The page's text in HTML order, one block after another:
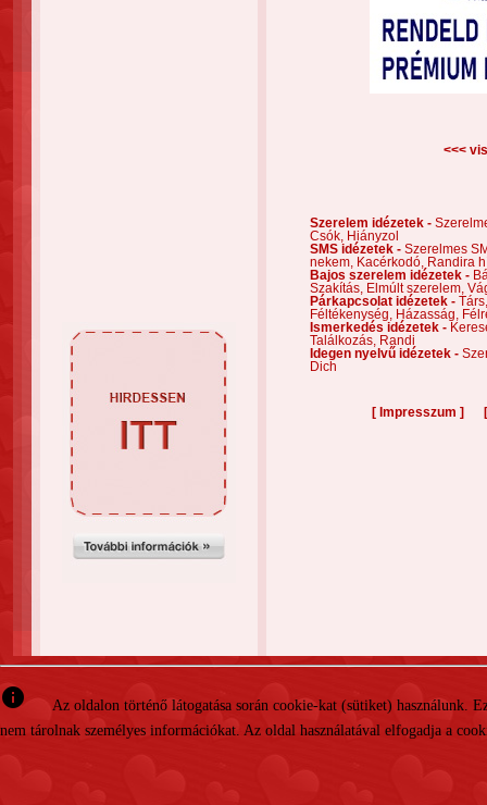
<<<
Szerelem idézetek -
Csók,
Hiányzol
SMS idézetek - Szerelmes
nekem,
Kacérkodó,
Randira
Bajos szerelem idézetek -
Szakítás,
Elmúlt szerelem,
Párkapcsolat idézetek -
Féltékenység,
Házasság,
Ismerkedés idézetek -
Találkozás,
Randi
Idegen nyelvű idézetek -
Dich
[ Impresszum ]
info
Az oldalon történő látogatása során cookie-kat (sütiket)
nem tárolnak személyes információkat. Az oldal használatával elfogadja a